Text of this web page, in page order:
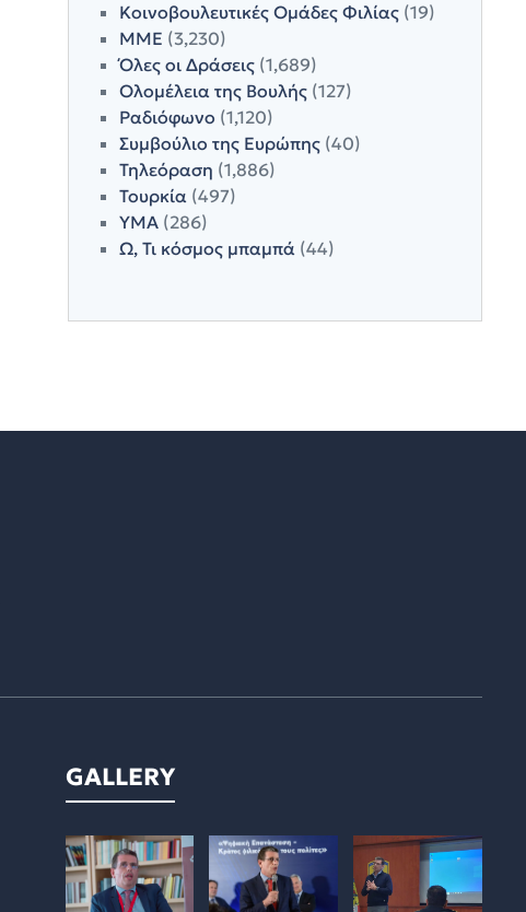
Κοινοβουλευτικές Ομάδες Φιλίας(19)
ΜΜΕ (3,230)
Όλες οι Δράσεις(1,689)
Ολομέλεια της Βουλής(127)
Ραδιόφωνο (1,120)
Συμβούλιο της Ευρώπης(40)
Τηλεόραση (1,886)
Τουρκία(497)
ΥΜΑ(286)
Ω, Τι κόσμος μπαμπά(44)
GALLERY